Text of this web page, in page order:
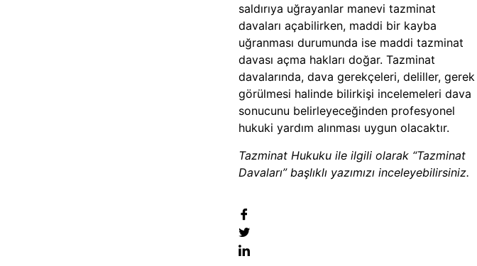
saldırıya uğrayanlar manevi tazminat
davaları açabilirken, maddi bir kayba
uğranması durumunda ise maddi tazminat
davası açma hakları doğar. Tazminat
davalarında, dava gerekçeleri, deliller, gerek
görülmesi halinde bilirkişi incelemeleri dava
sonucunu belirleyeceğinden profesyonel
hukuki yardım alınması uygun olacaktır.
Tazminat Hukuku ile ilgili olarak “Tazminat
Davaları” başlıklı yazımızı inceleyebilirsiniz.